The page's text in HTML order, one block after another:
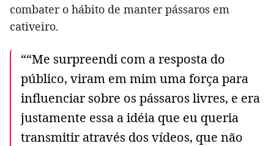
combater o hábito de manter pássaros em
cativeiro.
““Me surpreendi com a resposta do
público, viram em mim uma força para
influenciar sobre os pássaros livres, e era
justamente essa a idéia que eu queria
transmitir através dos vídeos, que não